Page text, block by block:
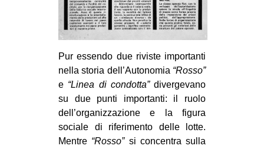
Pur essendo due riviste importanti
nella storia dell’Autonomia “Rosso”
e “Linea di condotta”divergevano
su due punti importanti: il ruolo
dell’organizzazione e la figura
sociale di riferimento delle lotte.
Mentre “Rosso”si concentra sulla